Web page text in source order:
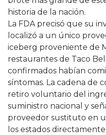
historia de la nación.
La FDA precisó que su
localizó a un único
iceberg proveniente de
restaurantes de Taco
confirmados habían
síntomas. La cadena de
retiro voluntario del
suministro nacional y
proveedor sustituto en
los estados